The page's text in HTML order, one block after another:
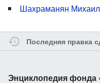
Шахраманян
Последняя правка
Энциклопедия фонда